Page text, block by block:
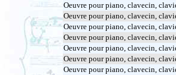
Oeuvre pour piano, clavecin,
Oeuvre pour piano, clavecin,
Oeuvre pour piano, clavecin,
Oeuvre pour piano, clavecin,
Oeuvre pour piano, clavecin,
Oeuvre pour piano, clavecin,
Oeuvre pour piano, clavecin,